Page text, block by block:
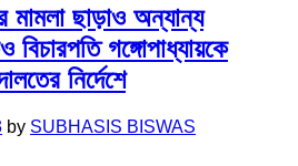
ছাড়াও অন্যান্য
গঙ্গোপাধ্যায়কে
নির্দেশে
by SUBHASIS BISWAS